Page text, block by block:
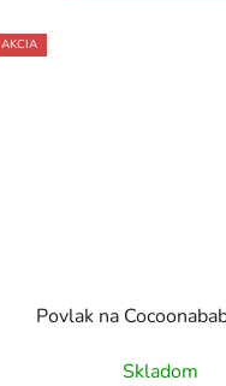
AKCIA
Povlak na
Skladom